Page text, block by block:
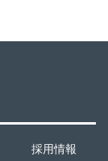
採用情報